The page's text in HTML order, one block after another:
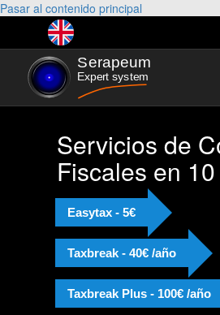
Pasar al contenido principal
Servicios de
Fiscales en
Easytax - 5€
Taxbreak - 40€ /año
Taxbreak Plus - 100€ /año